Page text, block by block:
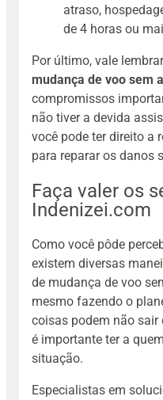
atraso,
de 4 horas ou
Por último, vale
mudança de voo sem
compromissos
não tiver a devida
você pode ter direito a
para reparar os danos
Faça valer os
Indenizei.com
Como você pôde
existem diversas
de mudança de voo
mesmo fazendo o
coisas podem não sair
é importante ter a
situação.
Especialistas em